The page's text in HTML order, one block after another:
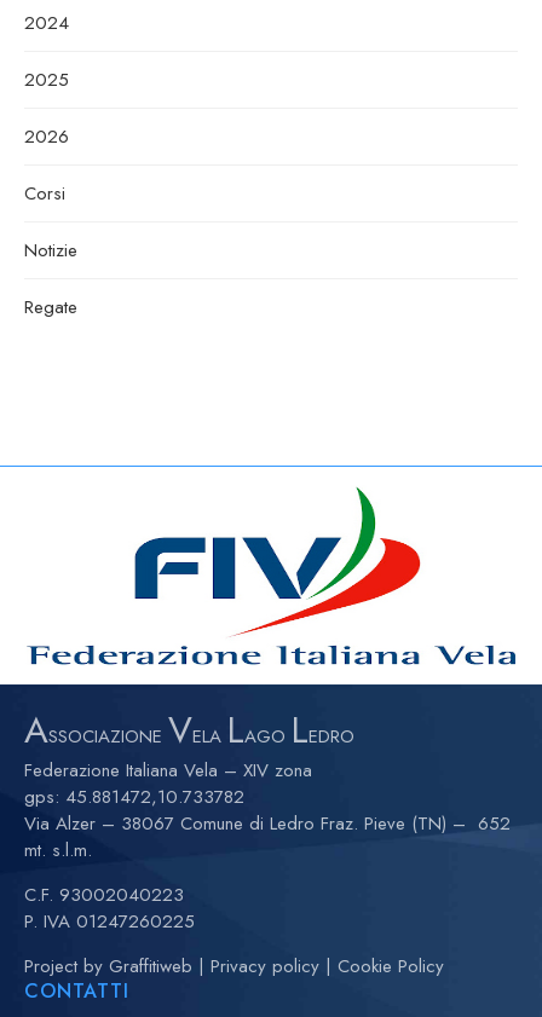
2024
2025
2026
Corsi
Notizie
Regate
ASSOCIAZIONE VELA LAGO LEDRO
Federazione Italiana Vela – XIV zona
gps: 45.881472,10.733782
Via Alzer – 38067 Comune di Ledro Fraz. Pieve (TN) – 652
mt. s.l.m.
C.F. 93002040223
P. IVA 01247260225
Project by Graffitiweb | Privacy policy | Cookie Policy
CONTATTI